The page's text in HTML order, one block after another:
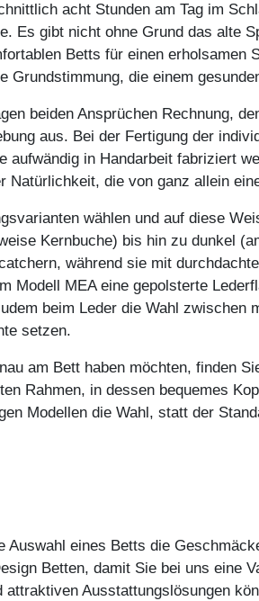
acht Stunden am Tag im
Es gibt nicht ohne Grund das alte
Betts für einen erholsamen
Grundstimmung, die einem
beiden Ansprüchen Rechnung,
aus. Bei der Fertigung der
aufwändig in Handarbeit fabriziert
Natürlichkeit, die von ganz allein
wählen und auf diese
Kernbuche) bis hin zu dunkel
während sie mit
Modell MEA eine gepolsterte
beim Leder die Wahl zwischen
setzen.
am Bett haben möchten, finden
Rahmen, in dessen bequemes
Modellen die Wahl, statt der
eines Betts die
Betten, damit Sie bei uns eine
attraktiven Ausstattungslösungen